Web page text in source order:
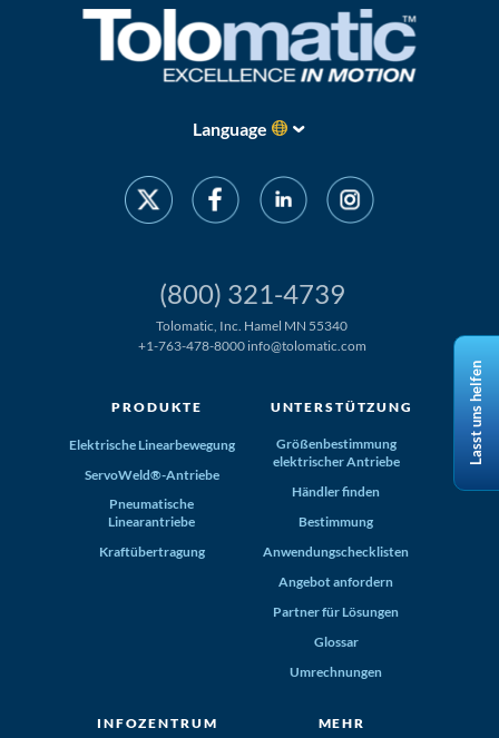
Language
(800) 321-4739
Tolomatic, Inc. Hamel MN 55340
+1-763-478-8000 info@tolomatic.com
PRODUKTE
Elektrische Linearbewegung
ServoWeld®-Antriebe
Pneumatische
Linearantriebe
Kraftübertragung
UNTERSTÜTZUNG
Größenbestimmung
elektrischer Antriebe
Händler finden
Bestimmung
Anwendungschecklisten
Angebot anfordern
Partner für Lösungen
Glossar
Umrechnungen
INFOZENTRUM MEHR
Neuigkeiten &
Veranstaltungen
Lasst uns helfen